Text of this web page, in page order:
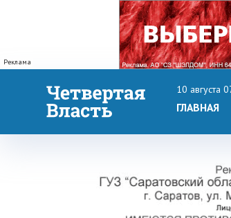
Реклама
10 августа
ГЛАВНАЯ